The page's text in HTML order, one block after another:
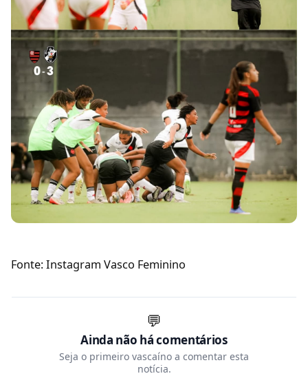
Fonte: Instagram Vasco Feminino
💬
Ainda não há comentários
Seja o primeiro vascaíno a comentar esta
notícia.